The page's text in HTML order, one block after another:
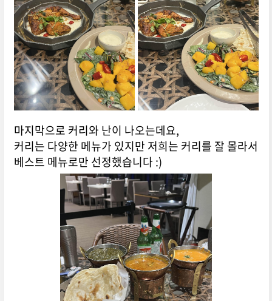
마지막으로 커리와 난이 나오는데요,
커리는 다양한 메뉴가 있지만 저희는 커리를 잘 몰라서
베스트 메뉴로만 선정했습니다 :)